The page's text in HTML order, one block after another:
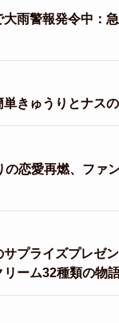
雨警報発令中：
きゅうりとナス
の恋愛再燃、ファ
プライズプレゼ
リーム32種類の物